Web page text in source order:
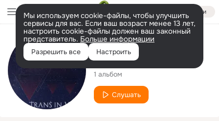
Войти
Мы используем cookie-файлы, чтобы улучшить
сервисы для вас. Если ваш возраст менее 13 лет,
настроить cookie-файлы должен ваш законный
представитель. Больше информации
Разрешить все Настроить
Исполнитель
Transkloud
1 альбом
Слушать